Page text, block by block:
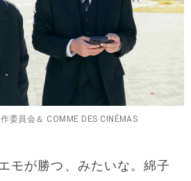
委員会＆ COMME DES CINÉMAS
モが勝つ、みたいな。綿子